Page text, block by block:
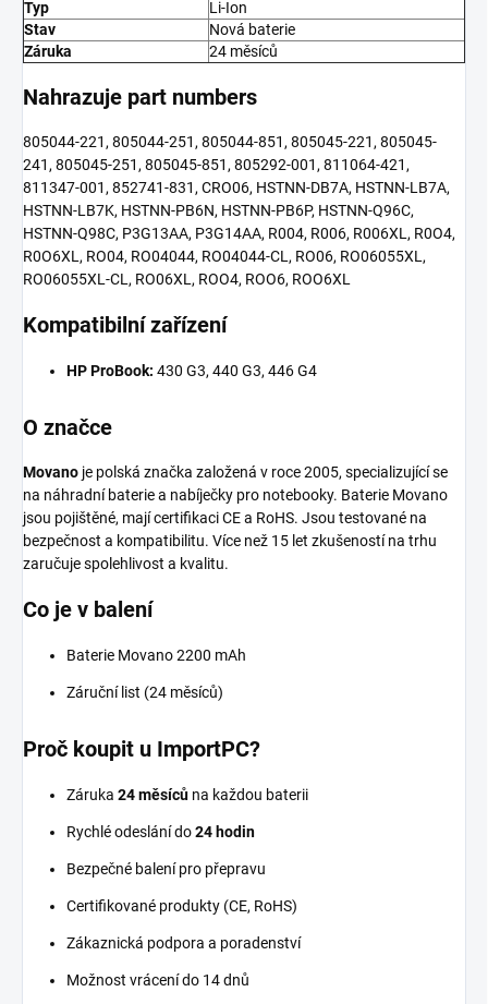
Typ
Li-Ion
Stav
Nová baterie
Záruka
24 měsíců
Nahrazuje part numbers
805044-221, 805044-251, 805044-851, 805045-221, 805045-
241, 805045-251, 805045-851, 805292-001, 811064-421,
811347-001, 852741-831, CRO06, HSTNN-DB7A, HSTNN-LB7A,
HSTNN-LB7K, HSTNN-PB6N, HSTNN-PB6P, HSTNN-Q96C,
HSTNN-Q98C, P3G13AA, P3G14AA, R004, R006, R006XL, R0O4,
R0O6XL, RO04, RO04044, RO04044-CL, RO06, RO06055XL,
RO06055XL-CL, RO06XL, ROO4, ROO6, ROO6XL
Kompatibilní zařízení
HP ProBook: 430 G3, 440 G3, 446 G4
O značce
Movano je polská značka založená v roce 2005, specializující se
na náhradní baterie a nabíječky pro notebooky. Baterie Movano
jsou pojištěné, mají certifikaci CE a RoHS. Jsou testované na
bezpečnost a kompatibilitu. Více než 15 let zkušeností na trhu
zaručuje spolehlivost a kvalitu.
Co je v balení
Baterie Movano 2200 mAh
Záruční list (24 měsíců)
Proč koupit u ImportPC?
Záruka 24 měsíců na každou baterii
Rychlé odeslání do24 hodin
Bezpečné balení pro přepravu
Certifikované produkty (CE, RoHS)
Zákaznická podpora a poradenství
Možnost vrácení do 14 dnů